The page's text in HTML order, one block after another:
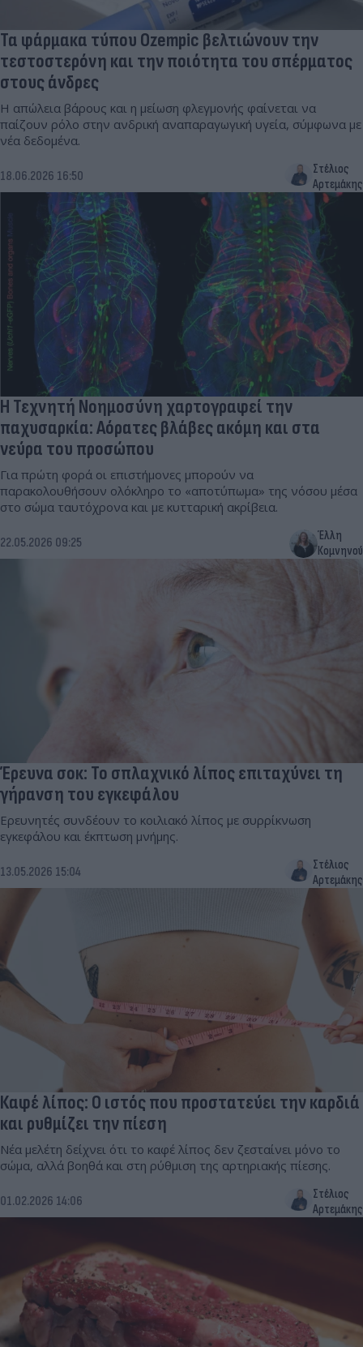
Τα φάρμακα τύπου Ozempic βελτιώνουν την
τεστοστερόνη και την ποιότητα του σπέρματος
στους άνδρες
Η απώλεια βάρους και η μείωση φλεγμονής φαίνεται να
παίζουν ρόλο στην ανδρική αναπαραγωγική υγεία, σύμφωνα με
νέα δεδομένα.
18.06.2026 16:50
Στέλιος
Αρτεμάκης
Η Τεχνητή Νοημοσύνη χαρτογραφεί την
παχυσαρκία: Αόρατες βλάβες ακόμη και στα
νεύρα του προσώπου
Για πρώτη φορά οι επιστήμονες μπορούν να
παρακολουθήσουν ολόκληρο το «αποτύπωμα» της νόσου μέσα
στο σώμα ταυτόχρονα και με κυτταρική ακρίβεια.
22.05.2026 09:25
Έλλη
Κομνηνού
Έρευνα σοκ: Το σπλαχνικό λίπος επιταχύνει τη
γήρανση του εγκεφάλου
Ερευνητές συνδέουν το κοιλιακό λίπος με συρρίκνωση
εγκεφάλου και έκπτωση μνήμης.
13.05.2026 15:04
Στέλιος
Αρτεμάκης
Καφέ λίπος: O ιστός που προστατεύει την καρδιά
και ρυθμίζει την πίεση
Νέα μελέτη δείχνει ότι το καφέ λίπος δεν ζεσταίνει μόνο το
σώμα, αλλά βοηθά και στη ρύθμιση της αρτηριακής πίεσης.
01.02.2026 14:06
Στέλιος
Αρτεμάκης